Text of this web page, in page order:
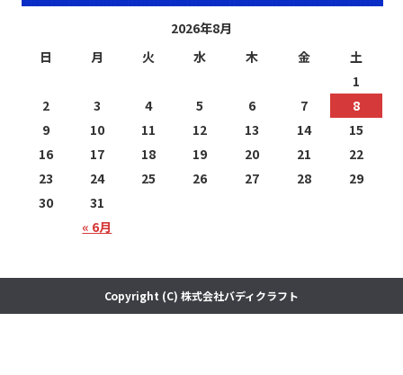
2026年8月
日
月 火 水 木 金 土
« 6月
1
2
3 4 5 6 7
8
9
10 11 12 13 14
15
16
17 18 19 20 21
22
23
24 25 26 27 28
29
30
31
Copyright (C) 株式会社バディクラフト